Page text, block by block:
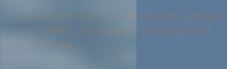
各以華麗金冠 奉呈寶座之前
我全心呼求你聖名
縱然有疲乏軟弱無助的時候，全能上帝祂必看顧你，
在祢同在中 有滿足的喜樂
為台灣及世界COVID-19（武漢肺炎/新冠肺炎）疫情禱
告，求神憐憫；特別為疫苗研發、配送及施打順利禱
告，求神開路。